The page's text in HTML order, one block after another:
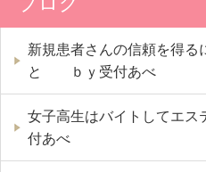
新規患者さんの信頼を得る
と ｂｙ受付あべ
女子高生はバイトしてエ
付あべ